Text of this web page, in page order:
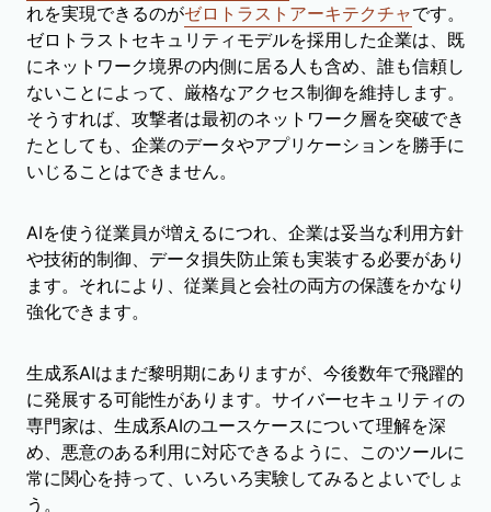
れを実現できるのがゼロトラストアーキテクチャです。
ゼロトラストセキュリティモデルを採用した企業は、既
にネットワーク境界の内側に居る人も含め、誰も信頼し
ないことによって、厳格なアクセス制御を維持します。
そうすれば、攻撃者は最初のネットワーク層を突破でき
たとしても、企業のデータやアプリケーションを勝手に
いじることはできません。
AIを使う従業員が増えるにつれ、企業は妥当な利用方針
や技術的制御、データ損失防止策も実装する必要があり
ます。それにより、従業員と会社の両方の保護をかなり
強化できます。
生成系AIはまだ黎明期にありますが、今後数年で飛躍的
に発展する可能性があります。サイバーセキュリティの
専門家は、生成系AIのユースケースについて理解を深
め、悪意のある利用に対応できるように、このツールに
常に関心を持って、いろいろ実験してみるとよいでしょ
う。